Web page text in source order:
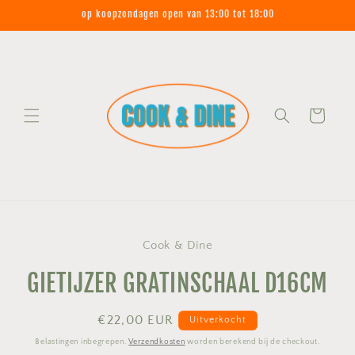
content
op koopzondagen open van 13:00 tot 18:00
Winkelwagen
Cook & Dine
GIETIJZER GRATINSCHAAL D16CM
Normale
prijs
€22,00 EUR Uitverkocht
Belastingen inbegrepen.Verzendkosten worden berekend bij de checkout.